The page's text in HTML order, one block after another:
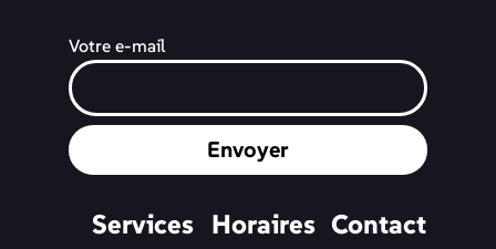
Votre e-mail
Envoyer
Services Horaires Contact